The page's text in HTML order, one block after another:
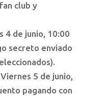
club y
4 de junio, 10:00
secreto enviado
5 de junio,
pagando con